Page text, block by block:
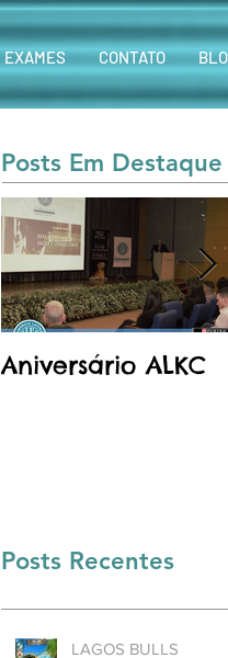
EXAMES CONTATO
Posts Em Destaque
Aniversário ALKC
Posts Recentes
LAGOS BULLS